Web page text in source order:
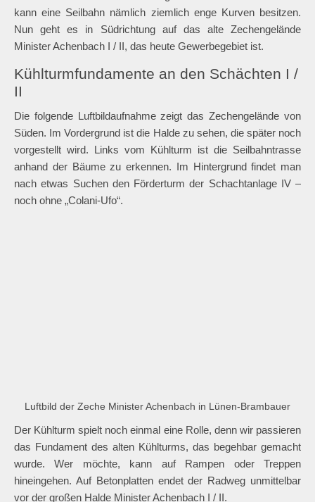
Versunkene Lore
der Radweg sogar Vorfahrt – Autos müssen warten. Es ist
einen Knick beschreibt. Im Gegensatz zu einer Güterbahn
kann eine Seilbahn nämlich ziemlich enge Kurven besitzen.
Nun geht es in Südrichtung auf das alte Zechengelände
Minister Achenbach I / II, das heute Gewerbegebiet ist.
Kühlturmfundamente an den Schächten I /
II